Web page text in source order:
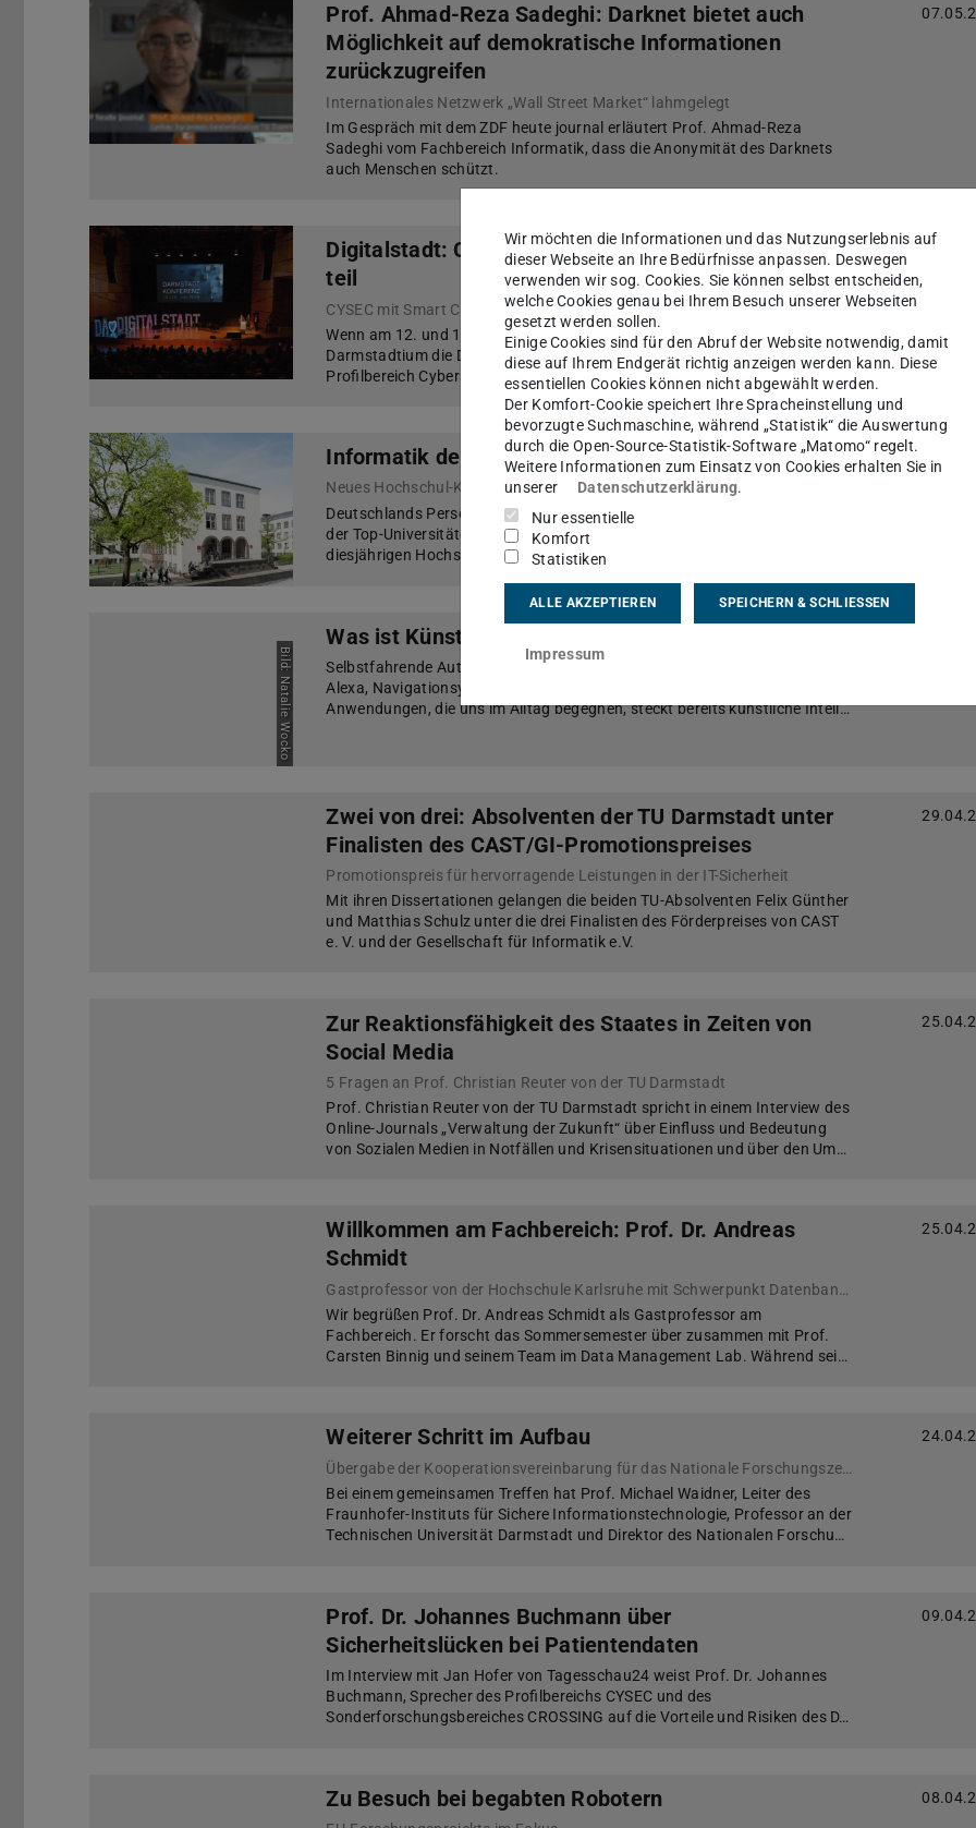
Prof. Ahmad-Reza Sadeghi: Darknet bietet auch
Möglichkeit auf demokratische Informationen
zurückzugreifen
Internationales Netzwerk „Wall Street Market“ lahmgelegt
Im Gespräch mit dem ZDF heute journal erläutert Prof. Ahmad-Reza
Sadeghi vom Fachbereich Informatik, dass die Anonymität des Darknets
auch Menschen schützt.
Digitalstadt: CYSEC nimmt an Darmstadtkonferenz
teil
CYSEC mit Smart City Demonstrator auf der Darmstadtkonferenz der Digitalstadt Darmstadt.
Wenn am 12. und 13. Juni im Wissenschafts- und Kongresszentrum
Darmstadtium die Darmstadtkonferenz stattfindet wird auch der
Profilbereich Cybersicherheit an der TU Darmstadt (CYSEC) sich vor Ort z…
Informatik der TU Darmstadt in der Spitzengruppe
Neues Hochschul-Karriereranking der „WirtschaftsWoche“ erschienen
Deutschlands Personalverantwortliche bewerten die TU Darmstadt als eine
der Top-Universitäten im Land. Das zeigte sich im soeben erschienenen,
diesjährigen Hochschul-Karriereranking der „WirtschaftsWoche“. In der In…
Bild: Natalie Wocko
Was ist Künstliche Intelligenz?
Selbstfahrende Autos, Produktionsroboter, Sprachassistenten wie Siri und
Alexa, Navigationsysteme wie Google Maps – in vielen technischen
Anwendungen, die uns im Alltag begegnen, steckt bereits künstliche Intell…
Zwei von drei: Absolventen der TU Darmstadt unter
Finalisten des CAST/GI-Promotionspreises
Promotionspreis für hervorragende Leistungen in der IT-Sicherheit
Mit ihren Dissertationen gelangen die beiden TU-Absolventen Felix Günther
und Matthias Schulz unter die drei Finalisten des Förderpreises von CAST
e. V. und der Gesellschaft für Informatik e.V.
Zur Reaktionsfähigkeit des Staates in Zeiten von
Social Media
5 Fragen an Prof. Christian Reuter von der TU Darmstadt
Prof. Christian Reuter von der TU Darmstadt spricht in einem Interview des
Online-Journals „Verwaltung der Zukunft“ über Einfluss und Bedeutung
von Sozialen Medien in Notfällen und Krisensituationen und über den Um…
Willkommen am Fachbereich: Prof. Dr. Andreas
Schmidt
Gastprofessor von der Hochschule Karlsruhe mit Schwerpunkt Datenbanken
Wir begrüßen Prof. Dr. Andreas Schmidt als Gastprofessor am
Fachbereich. Er forscht das Sommersemester über zusammen mit Prof.
Carsten Binnig und seinem Team im Data Management Lab. Während sei…
Weiterer Schritt im Aufbau
Übergabe der Kooperationsvereinbarung für das Nationale Forschungszentrum für angewandte Cybersicherheit
Bei einem gemeinsamen Treffen hat Prof. Michael Waidner, Leiter des
Fraunhofer-Instituts für Sichere Informationstechnologie, Professor an der
Technischen Universität Darmstadt und Direktor des Nationalen Forschu…
Prof. Dr. Johannes Buchmann über
Sicherheitslücken bei Patientendaten
Im Interview mit Jan Hofer von Tagesschau24 weist Prof. Dr. Johannes
Buchmann, Sprecher des Profilbereichs CYSEC und des
Sonderforschungsbereiches CROSSING auf die Vorteile und Risiken des D…
Zu Besuch bei begabten Robotern
Wir möchten die Informationen und das Nutzungserlebnis auf
dieser Webseite an Ihre Bedürfnisse anpassen. Deswegen
verwenden wir sog. Cookies. Sie können selbst entscheiden,
welche Cookies genau bei Ihrem Besuch unserer Webseiten
gesetzt werden sollen.
Einige Cookies sind für den Abruf der Website notwendig, damit
diese auf Ihrem Endgerät richtig anzeigen werden kann. Diese
essentiellen Cookies können nicht abgewählt werden.
Der Komfort-Cookie speichert Ihre Spracheinstellung und
bevorzugte Suchmaschine, während „Statistik“ die Auswertung
durch die Open-Source-Statistik-Software „Matomo“ regelt.
Weitere Informationen zum Einsatz von Cookies erhalten Sie in
unserer
Datenschutzerklärung.
Nur essentielle
Komfort
Statistiken
ALLE AKZEPTIEREN SPEICHERN & SCHLIESSEN
Impressum